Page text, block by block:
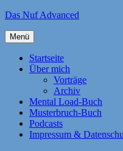
Zum
springen
Das Nuf Advanced
Menü
Startseite
Über mich
Vorträge
Archiv
Mental Load-Buch
Musterbruch-Buch
Podcasts
Impressum &